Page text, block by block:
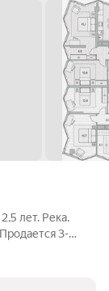
лет. Река.
3-
остеклением
- квартал-